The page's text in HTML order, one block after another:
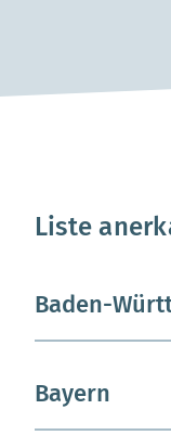
Liste
Baden-
Bayern